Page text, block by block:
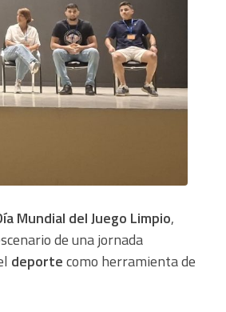
Mundial del Juego Limpio,
de una jornada
deportecomo herramienta de